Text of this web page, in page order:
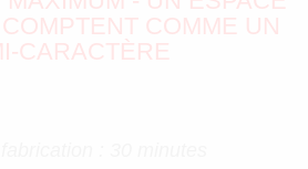
COMME UN
CARACTÈRE